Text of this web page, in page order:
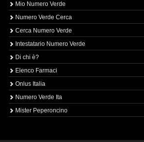
Mio Numero Verde
Numero Verde Cerca
Cerca Numero Verde
Intestatario Numero Verde
Di chi è?
Elenco Farmaci
Onlus Italia
Numero Verde Ita
Mister Peperoncino